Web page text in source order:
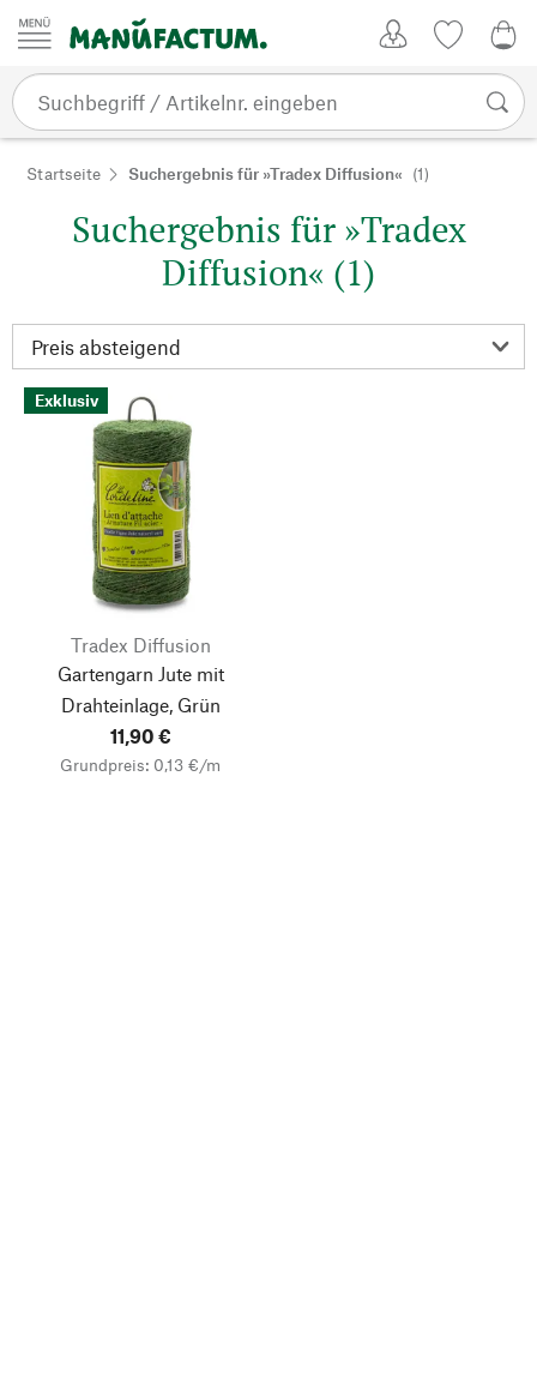
Zum Inhalt springen
Startseite Suchergebnis für »Tradex Diffusion« (1)
Suchergebnis für »Tradex
Diffusion« (1)
Exklusiv
Tradex Diffusion
Gartengarn Jute mit
Drahteinlage, Grün
11,90 €
Grundpreis: 0,13 €/m